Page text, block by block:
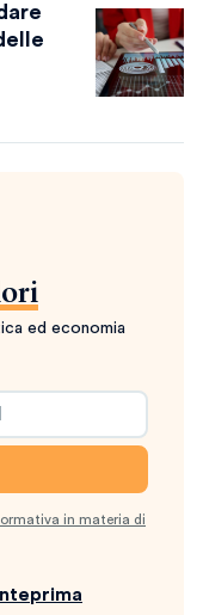
ed economia
in materia di